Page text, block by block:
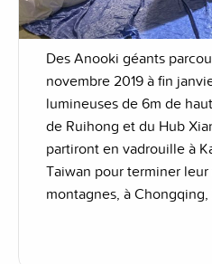
Des Anooki géants
novembre 2019 à fin
lumineuses de 6m de
de Ruihong et du Hub
partiront en vadrouille à
Taiwan pour terminer
montagnes, à